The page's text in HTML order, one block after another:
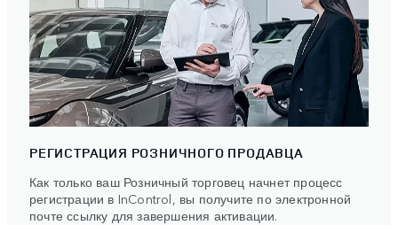
РЕГИСТРАЦИЯ РОЗНИЧНОГО ПРОДАВЦА
Как только ваш Розничный торговец начнет процесс
регистрации в InControl, вы получите по электронной
почте ссылку для завершения активации.